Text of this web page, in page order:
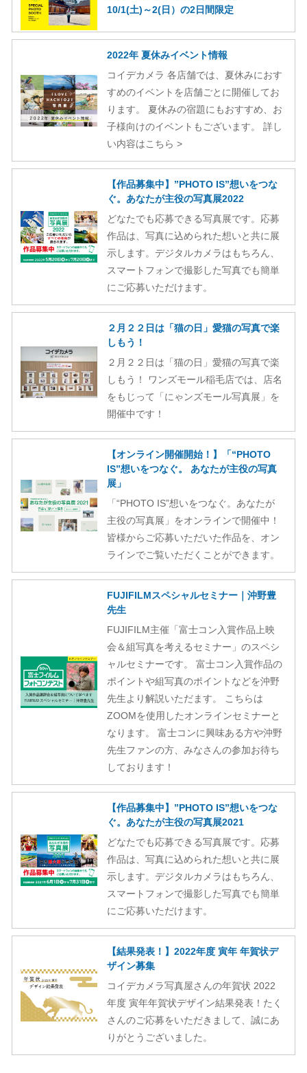
10/1(土)～2(日）の2日間限定
2022年 夏休みイベント情報
コイデカメラ 各店舗では、夏休みにおす
すめのイベントを店舗ごとに開催してお
ります。 夏休みの宿題にもおすすめ、お
子様向けのイベントもございます。 詳し
い内容はこちら >
【作品募集中】”PHOTO IS”想いをつな
ぐ。あなたが主役の写真展2022
どなたでも応募できる写真展です。応募
作品は、写真に込められた想いと共に展
示します。デジタルカメラはもちろん、
スマートフォンで撮影した写真でも簡単
にご応募いただけます。
２月２２日は「猫の日」愛猫の写真で楽
しもう！
２月２２日は「猫の日」愛猫の写真で楽
しもう！ ワンズモール稲毛店では、店名
をもじって「にゃンズモール写真展」を
開催中です！
【オンライン開催開始！】「“PHOTO
IS”想いをつなぐ。 あなたが主役の写真
展」
「“PHOTO IS”想いをつなぐ。あなたが
主役の写真展」をオンラインで開催中！
皆様からご応募いただいた作品を、オン
ラインでご覧いただくことができます。
FUJIFILMスペシャルセミナー｜沖野豊
先生
FUJIFILM主催「富士コン入賞作品上映
会＆組写真を考えるセミナー」のスペシ
ャルセミナーです。 富士コン入賞作品の
ポイントや組写真のポイントなどを沖野
先生より解説いただます。 こちらは
ZOOMを使用したオンラインセミナーと
なります。 富士コンに興味ある方や沖野
先生ファンの方、みなさんの参加お待ち
しております！
【作品募集中】”PHOTO IS”想いをつな
ぐ。あなたが主役の写真展2021
どなたでも応募できる写真展です。応募
作品は、写真に込められた想いと共に展
示します。デジタルカメラはもちろん、
スマートフォンで撮影した写真でも簡単
にご応募いただけます。
【結果発表！】2022年度 寅年 年賀状デ
ザイン募集
コイデカメラ写真屋さんの年賀状 2022
年度 寅年年賀状デザイン結果発表！たく
さんのご応募をいただきまして、誠にあ
りがとうございました。